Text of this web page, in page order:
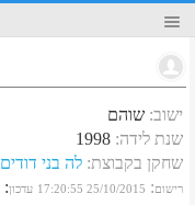
ישוב: שוהם
שנת לידה:
1998
שחקן בקבוצת: לה בני דודים
רישום:
25/10/2015 17:20:55 עדכון: